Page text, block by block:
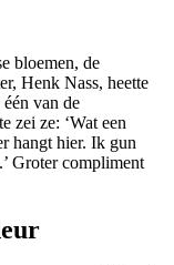
bloemen, de
Henk Nass, heette
van de
zei ze: ‘Wat een
hangt hier. Ik gun
Groter compliment